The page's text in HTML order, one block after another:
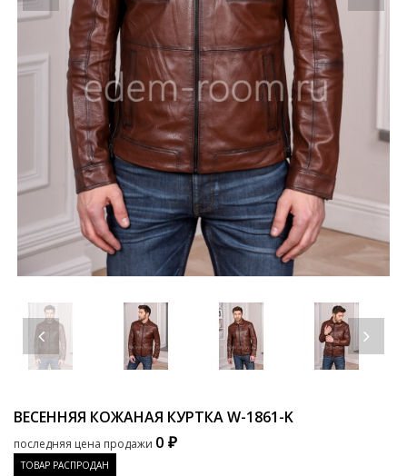
ВЕСЕННЯЯ КОЖАНАЯ КУРТКАW-1861-K
последняя цена продажи 0 ₽
ТОВАР РАСПРОДАН